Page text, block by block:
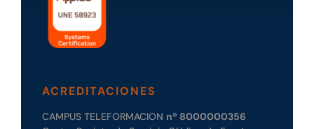
ACREDITACIONES
CAMPUS TELEFORMACION nº 8000000356